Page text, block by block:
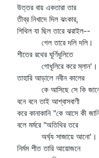
উত্তর বায় একতারা তার
তীব্র নিখাদে দিল ঝংকার,
শিথিল যা ছিল তারে ঝরাইল--
গেল তারে দলি দলি।
শীতের রথের ঘূর্ণিধূলিতে
গোধূলিরে করে ম্লান'।
তাহারি আড়ালে নবীন কালের
কে আসিছে সে কি
বনে বনে তাই আশ্বাসবাণী
করে কানাকানি "কে আসে কী
বলে মর্মরে "অতিথির তরে
অর্ঘ্য সাজায়ে আনো'।
নির্মম শীত তারি আয়োজনে